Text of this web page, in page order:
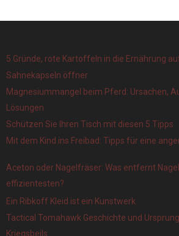
5 Gründe, rote Kartoffeln in die Ernährung
Sahnekapseln öffner
Magnesiummangel beim Pferd: Ursachen,
Lösungen
Schützen Sie Ihren Tisch mit diesen 5 Tipps
Mit dem Kind ins Freibad: Tipps für eine
Aceton oder Nagelfräser: Was entfernt
effizientesten?
Ein Ribkoff Kleid ist ein Kunstwerk
Tactical Tomahawk Geschichte und
Kriegsbeils